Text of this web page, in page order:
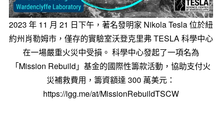
2023 年 11 月 21 日下午，著名發明家 Nikola Tesla 位於紐
約州肖勒姆市，僅存的實驗室沃登克里弗 TESLA 科學中心
在一場嚴重火災中受損。 科學中心發起了一項名為
「Mission Rebuild」基金的國際性籌款活動，協助支付火
災補救費用，籌資額達 300 萬美元：
https://igg.me/at/MissionRebuildTSCW